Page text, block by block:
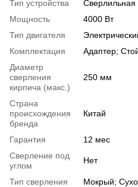
Тип устройства
Сверлильная
Мощность
4000 Вт
Тип двигателя
Комплектация
Адаптер;
Диаметр
сверления
кирпича (макс.)
250 мм
Страна
происхождения
бренда
Китай
Гарантия
12 мес
Сверление под
углом
Нет
Тип сверления
Мокрый;